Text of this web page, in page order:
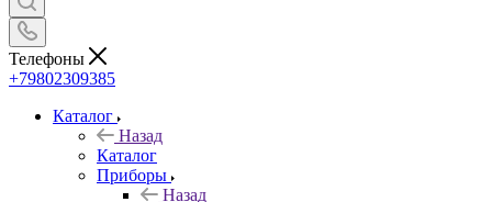
Телефоны
+79802309385
Каталог
Назад
Каталог
Приборы
Назад